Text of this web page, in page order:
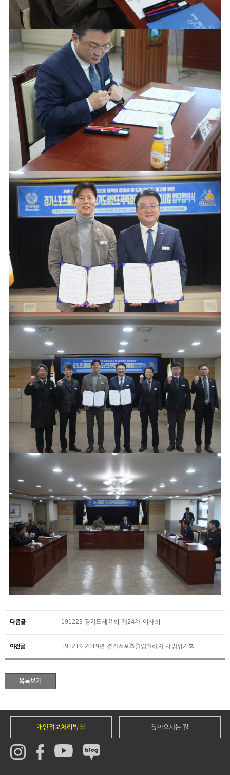
다음글 191223 경기도체육회 제24차 이사회
이전글 191219 2019년 경기스포츠클럽빌리지 사업평가회
개인정보처리방침 찾아오시는 길